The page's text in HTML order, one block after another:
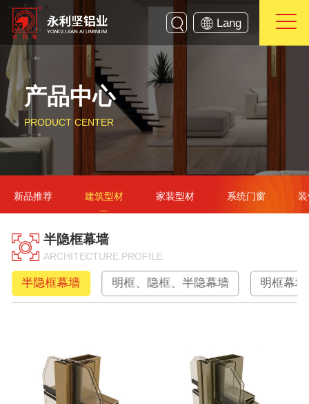
Lang
产品中心
PRODUCT CENTER
新品推荐 建筑型材 家装型材 系统门窗
半隐框幕墙
ARCHITECTURE PROFILE
半隐框幕墙 明框、隐框、半隐幕墙 明框幕墙